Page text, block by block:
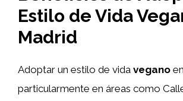
Estilo de Vida
Madrid
Adoptar un estilo de vida vegano
particularmente en áreas como